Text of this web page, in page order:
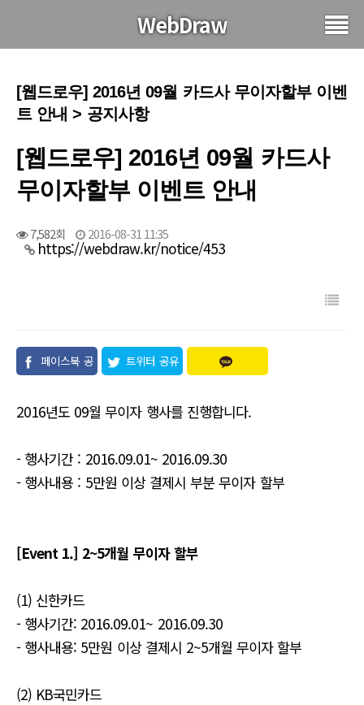
WebDraw
[웹드로우] 2016년 09월 카드사 무이자할부 이벤
트 안내 > 공지사항
[웹드로우] 2016년 09월 카드사
무이자할부 이벤트 안내
7,582회 2016-08-31 11:35
https://webdraw.kr/notice/453
페이스북 공
트위터 공유
2016년도 09월 무이자 행사를 진행합니다.
- 행사기간 : 2016.09.01~ 2016.09.30
- 행사내용 : 5만원 이상 결제시 부분 무이자 할부
[Event 1.] 2~5개월 무이자 할부
(1) 신한카드
- 행사기간: 2016.09.01~ 2016.09.30
- 행사내용: 5만원 이상 결제시 2~5개월 무이자 할부
(2) KB국민카드